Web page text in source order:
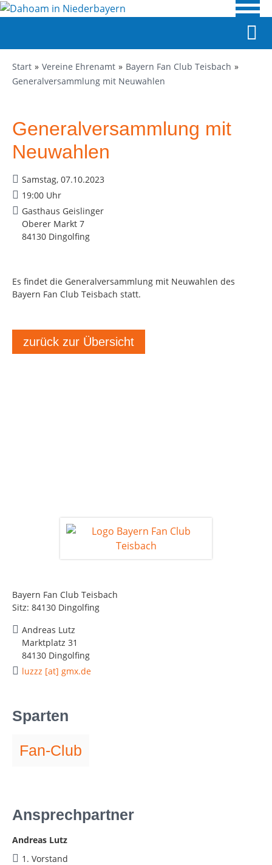
Start Vereine Ehrenamt
Bayern Fan Club Teisbach
Generalversammlung mit Neuwahlen
Bayern Fan Club Teisbach
Sitz: 84130 Dingolfing
Andreas Lutz
Marktplatz 31
84130 Dingolfing
luzzz [at] gmx.de
Sparten
Fan-Club
Generalversammlung mit
Neuwahlen
Samstag, 07.10.2023
19:00 Uhr
Gasthaus Geislinger
Oberer Markt 7
84130 Dingolfing
Es findet die Generalversammlung mit Neuwahlen des
Bayern Fan Club Teisbach statt.
zurück zur Übersicht
Ansprechpartner
Andreas Lutz
1. Vorstand